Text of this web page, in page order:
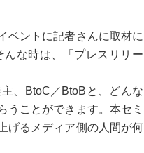
ベントに記者さんに取材に
な時は、「プレスリリー
、BtoC／BtoBと、どんな
うことができます。本セミ
げるメディア側の人間が何